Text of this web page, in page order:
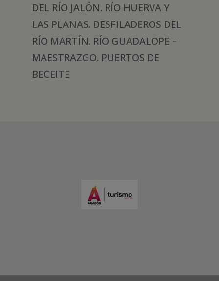
DEL RÍO JALÓN. RÍO HUERVA Y
LAS PLANAS. DESFILADEROS DEL
RÍO MARTÍN. RÍO GUADALOPE –
MAESTRAZGO. PUERTOS DE
BECEITE